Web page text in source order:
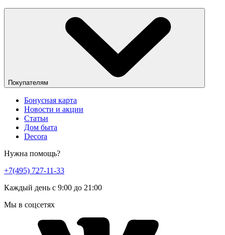
Покупателям
Бонусная карта
Новости и акции
Статьи
Дом быта
Decora
Нужна помощь?
+7(495) 727-11-33
Каждый день с 9:00 до 21:00
Мы в соцсетях